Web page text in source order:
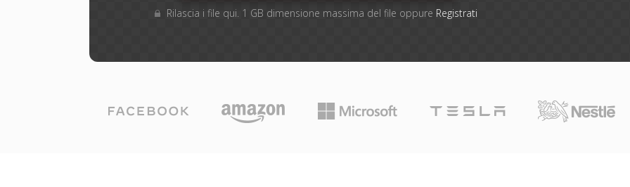
Rilascia i file qui. 1 GB dimensione massima del file oppure Registrati